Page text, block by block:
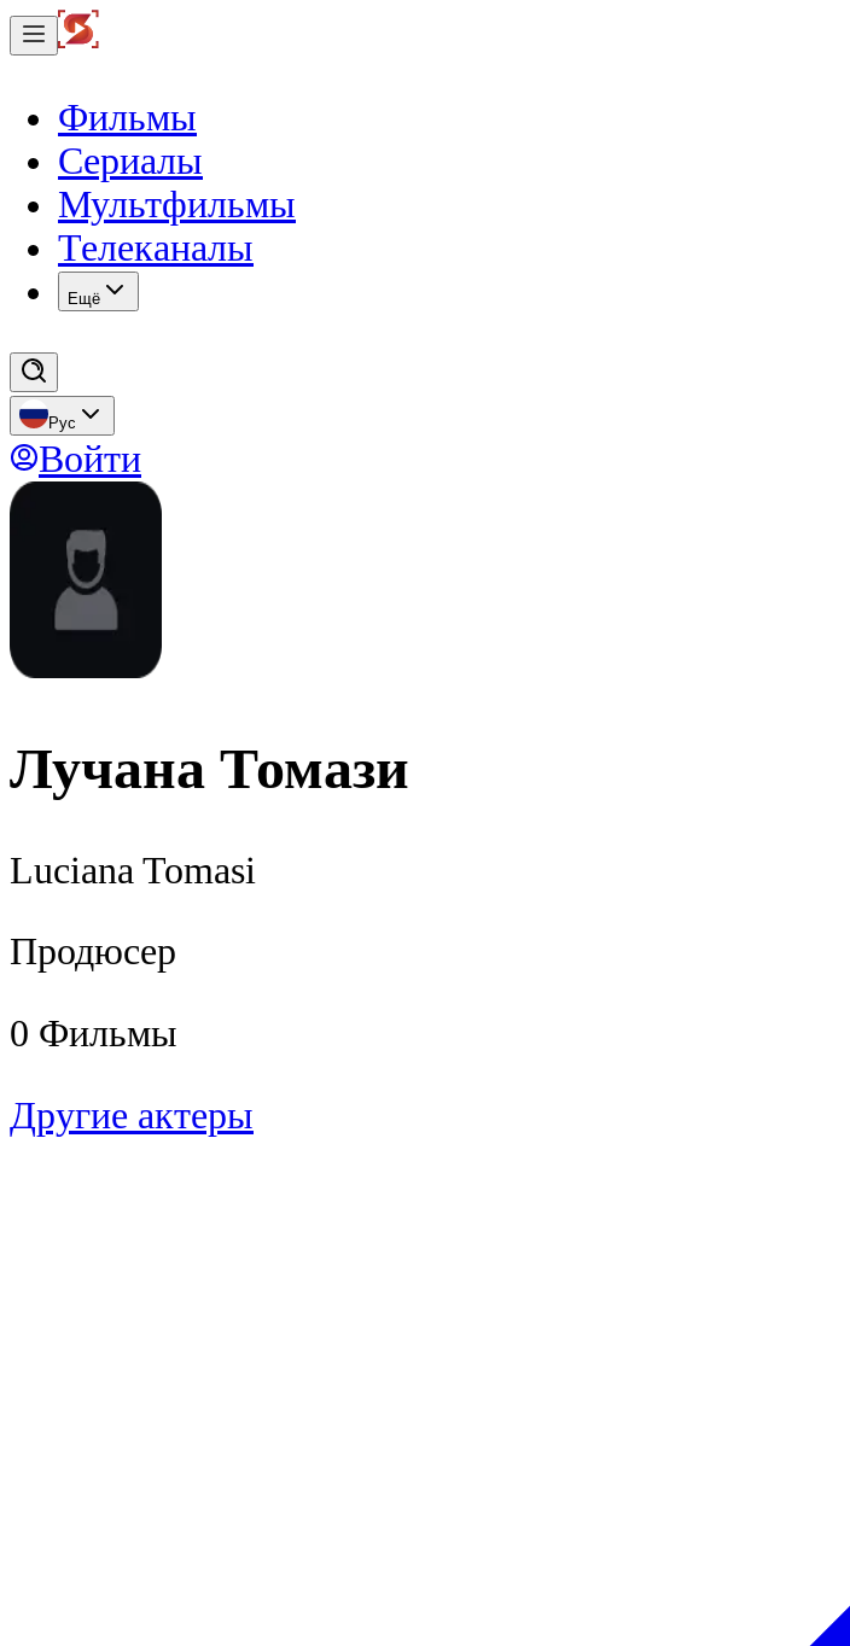
Фильмы
Сериалы
Мультфильмы
Телеканалы
Eщё
Рус
Войти
Лучана Томази
Luciana Tomasi
Продюсер
0 Фильмы
Другие актеры